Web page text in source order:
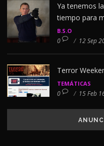
Ya tenemos
tiempo para
B.S.O
0 / 12 Sep
Terror
TEMÁTICAS
0 / 15 Feb